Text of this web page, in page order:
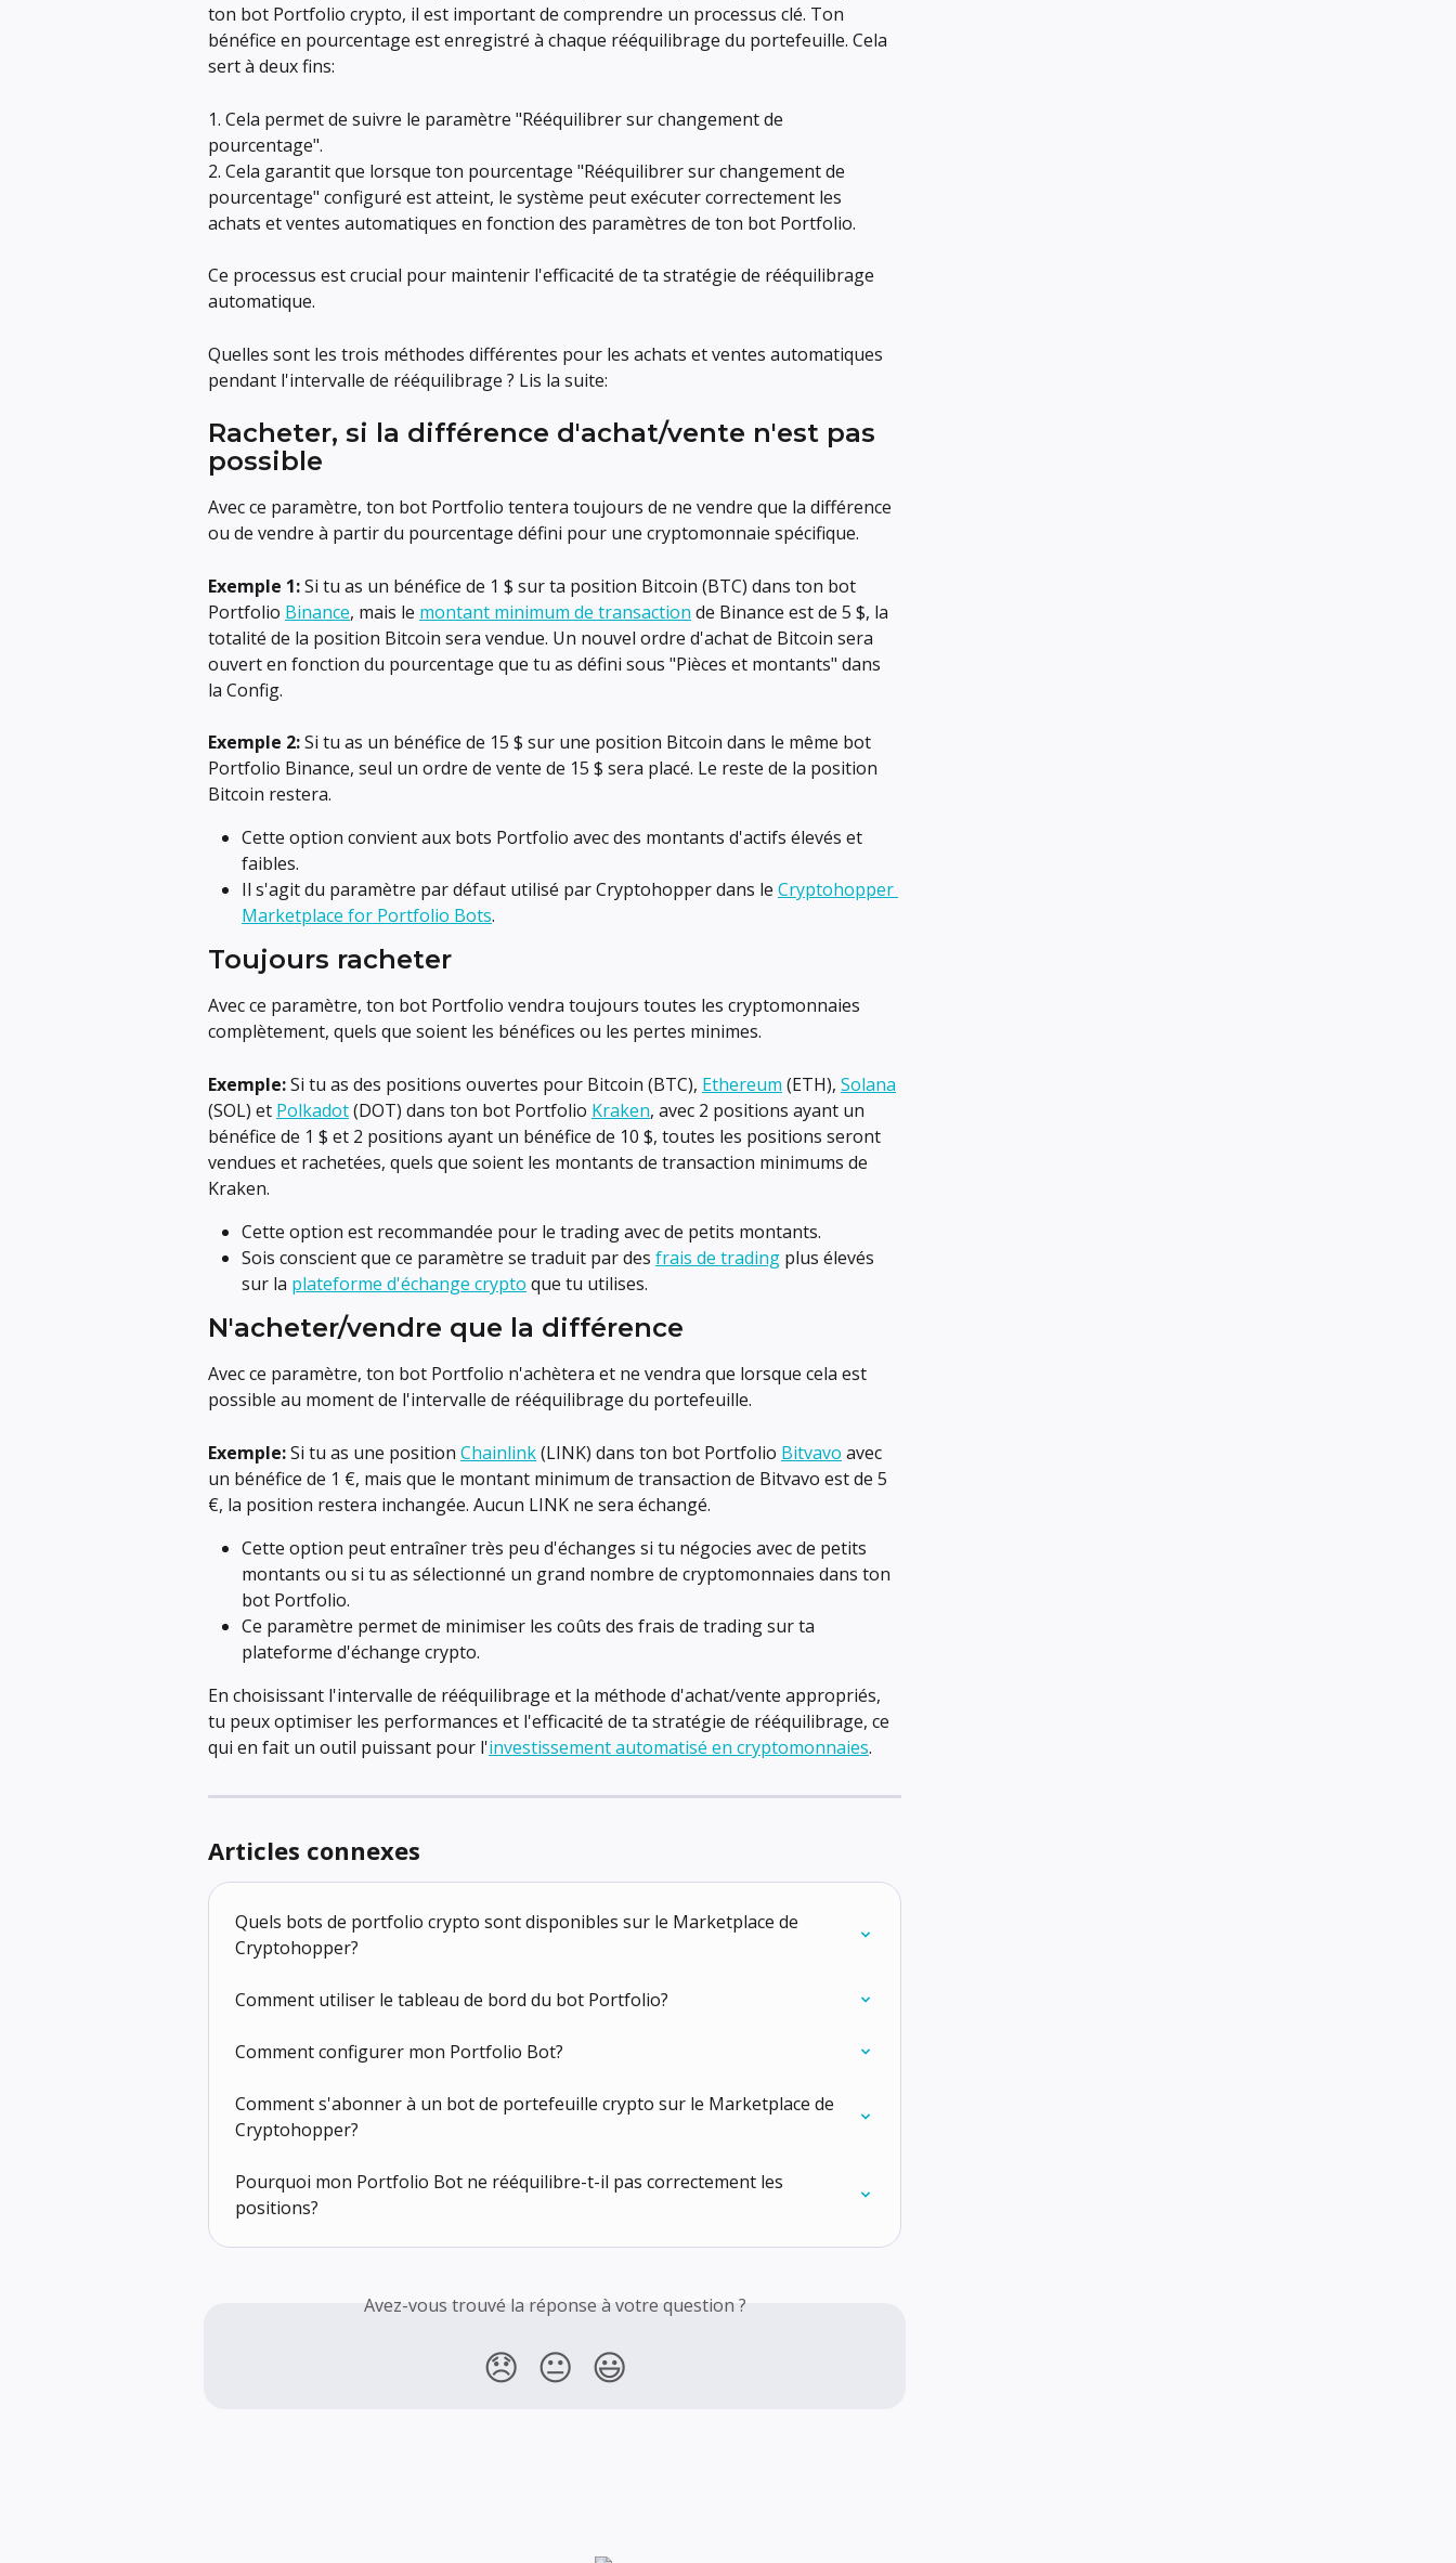
ton bot Portfolio crypto, il est important de comprendre un processus clé. Ton
bénéfice en pourcentage est enregistré à chaque rééquilibrage du portefeuille. Cela
sert à deux fins:
1. Cela permet de suivre le paramètre "Rééquilibrer sur changement de
pourcentage".
2. Cela garantit que lorsque ton pourcentage "Rééquilibrer sur changement de
pourcentage" configuré est atteint, le système peut exécuter correctement les
achats et ventes automatiques en fonction des paramètres de ton bot Portfolio.
Ce processus est crucial pour maintenir l'efficacité de ta stratégie de rééquilibrage
automatique.
Quelles sont les trois méthodes différentes pour les achats et ventes automatiques
pendant l'intervalle de rééquilibrage ? Lis la suite:
Racheter, si la différence d'achat/vente n'est pas
possible
Avec ce paramètre, ton bot Portfolio tentera toujours de ne vendre que la différence
ou de vendre à partir du pourcentage défini pour une cryptomonnaie spécifique.
Exemple 1: Si tu as un bénéfice de 1 $ sur ta position Bitcoin (BTC) dans ton bot
Portfolio Binance, mais le montant minimum de transaction de Binance est de 5 $, la
totalité de la position Bitcoin sera vendue. Un nouvel ordre d'achat de Bitcoin sera
ouvert en fonction du pourcentage que tu as défini sous "Pièces et montants" dans
la Config.
Exemple 2: Si tu as un bénéfice de 15 $ sur une position Bitcoin dans le même bot
Portfolio Binance, seul un ordre de vente de 15 $ sera placé. Le reste de la position
Bitcoin restera.
Cette option convient aux bots Portfolio avec des montants d'actifs élevés et
faibles.
Il s'agit du paramètre par défaut utilisé par Cryptohopper dans le Cryptohopper
Marketplace for Portfolio Bots.
Toujours racheter
Avec ce paramètre, ton bot Portfolio vendra toujours toutes les cryptomonnaies
complètement, quels que soient les bénéfices ou les pertes minimes.
Exemple: Si tu as des positions ouvertes pour Bitcoin (BTC), Ethereum (ETH), Solana
(SOL) et Polkadot (DOT) dans ton bot Portfolio Kraken, avec 2 positions ayant un
bénéfice de 1 $ et 2 positions ayant un bénéfice de 10 $, toutes les positions seront
vendues et rachetées, quels que soient les montants de transaction minimums de
Kraken.
Cette option est recommandée pour le trading avec de petits montants.
Sois conscient que ce paramètre se traduit par des frais de trading plus élevés
sur la plateforme d'échange crypto que tu utilises.
N'acheter/vendre que la différence
Avec ce paramètre, ton bot Portfolio n'achètera et ne vendra que lorsque cela est
possible au moment de l'intervalle de rééquilibrage du portefeuille.
Exemple: Si tu as une position Chainlink (LINK) dans ton bot Portfolio Bitvavo avec
un bénéfice de 1 €, mais que le montant minimum de transaction de Bitvavo est de 5
€, la position restera inchangée. Aucun LINK ne sera échangé.
Cette option peut entraîner très peu d'échanges si tu négocies avec de petits
montants ou si tu as sélectionné un grand nombre de cryptomonnaies dans ton
bot Portfolio.
Ce paramètre permet de minimiser les coûts des frais de trading sur ta
plateforme d'échange crypto.
En choisissant l'intervalle de rééquilibrage et la méthode d'achat/vente appropriés,
tu peux optimiser les performances et l'efficacité de ta stratégie de rééquilibrage, ce
qui en fait un outil puissant pour l'investissement automatisé en cryptomonnaies.
Articles connexes
Quels bots de portfolio crypto sont disponibles sur le Marketplace de
Cryptohopper?
Comment utiliser le tableau de bord du bot Portfolio?
Comment configurer mon Portfolio Bot?
Comment s'abonner à un bot de portefeuille crypto sur le Marketplace de
Cryptohopper?
Pourquoi mon Portfolio Bot ne rééquilibre-t-il pas correctement les
positions?
Avez-vous trouvé la réponse à votre question ?
😞 😐 😃